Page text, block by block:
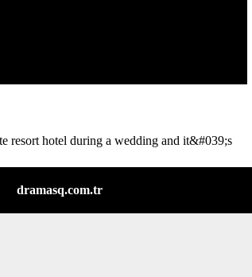
resort hotel during a wedding and it&#039;s
dramasq.com.tr